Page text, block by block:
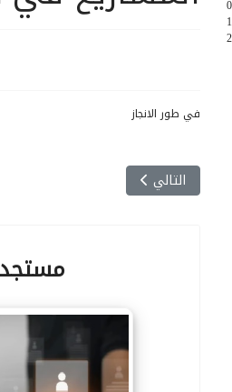
0
1
2
في طور الانجاز
المقال التالي: المشاريع المنجزة
التالي